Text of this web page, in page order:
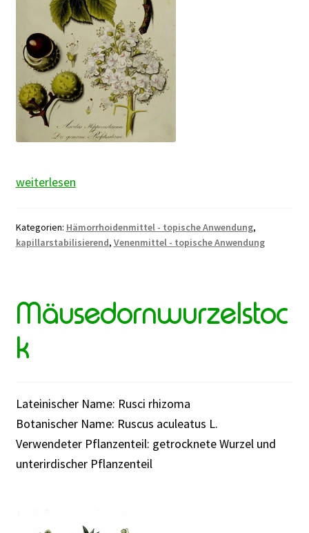
Rosskastanie
weiterlesen
Kategorien: Hämorrhoidenmittel - topische Anwendung,
kapillarstabilisierend, Venenmittel - topische Anwendung
Mäusedornwurzelstoc
k
Lateinischer Name: Rusci rhizoma
Botanischer Name: Ruscus aculeatus L.
Verwendeter Pflanzenteil: getrocknete Wurzel und
unterirdischer Pflanzenteil